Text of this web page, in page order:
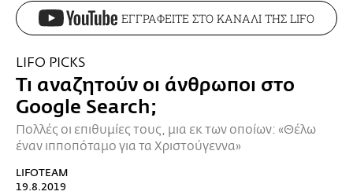
ΕΓΓΡΑΦΕΙΤΕ ΣΤΟ ΚΑΝΑΛΙ ΤΗΣ LIFO
LIFO PICKS
Τι αναζητούν οι άνθρωποι στο
Google Search;
Πολλές οι επιθυμίες τους, μια εκ των οποίων: «Θέλω
έναν ιπποπόταμο για τα Χριστούγεννα»
LIFOTEAM
19.8.2019